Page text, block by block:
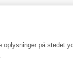
på stedet